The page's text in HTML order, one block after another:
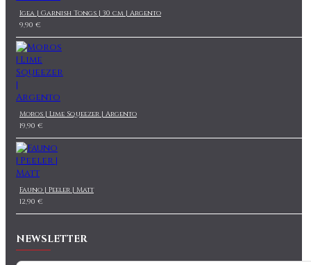
Igea | Garnish Tongs | 30 cm | Argento
9,90 €
Moros | Lime Squeezer | Argento
19,90 €
Fauno | Peeler | Matt
12,90 €
NEWSLETTER